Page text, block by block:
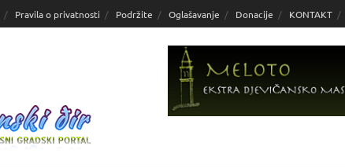
Pravila o privatnosti Podržite Oglašavanje Donacije KONTAKT